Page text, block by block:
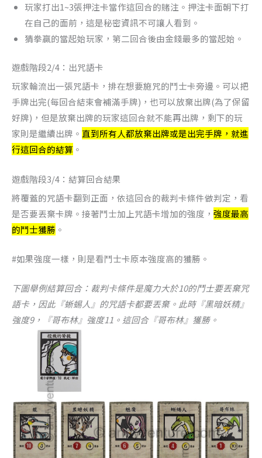
玩家打出1~3張押注卡當作這回合的賭注。押注卡面朝下打
在自己的面前，這是秘密資訊不可讓人看到。
猜拳贏的當起始玩家，第二回合後由金錢最多的當起始。
遊戲階段2/4：出咒語卡
玩家輪流出一張咒語卡，排在想要施咒的鬥士卡旁邊。可以把
手牌出完(每回合結束會補滿手牌)，也可以放棄出牌(為了保留
好牌)，但是放棄出牌的玩家這回合就不能再出牌，剩下的玩
家則是繼續出牌。 直到所有人都放棄出牌或是出完手牌，就進
行這回合的結算 。
遊戲階段3/4：結算回合結果
將覆蓋的咒語卡翻到正面，依這回合的裁判卡條件做判定，看
是否要丟棄卡牌。接著鬥士加上咒語卡增加的強度， 強度最高
的鬥士獲勝 。
#如果強度一樣，則是看鬥士卡原本強度高的獲勝。
下圖舉例結算回合：裁判卡條件是魔力大於10的鬥士要丟棄咒
語卡，因此『蜥蜴人』的咒語卡都要丟棄。此時『黑暗妖精』
強度9，『哥布林』強度11。這回合『哥布林』獲勝。